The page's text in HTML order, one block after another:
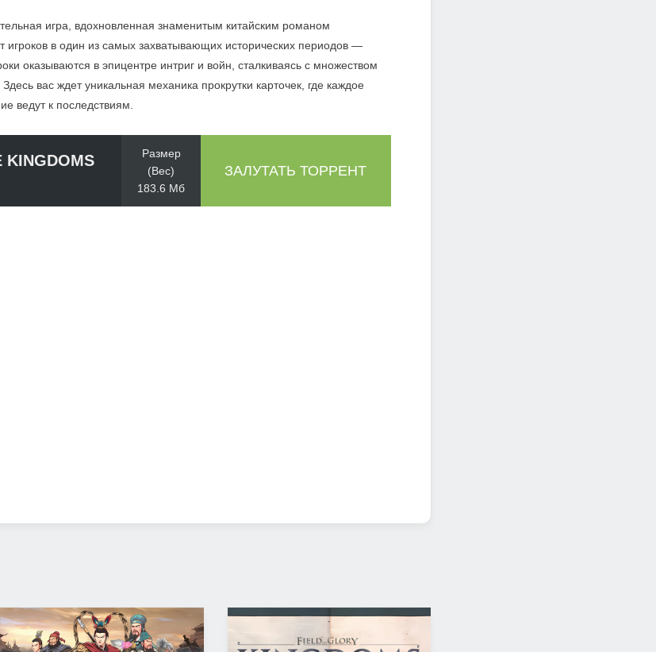
игра, вдохновленная знаменитым китайским романом
игроков в один из самых захватывающих исторических периодов —
оказываются в эпицентре интриг и войн, сталкиваясь с множеством
вас ждет уникальная механика прокрутки карточек, где каждое
ведут к последствиям.
KINGDOMS
Размер
(Вес)
183.6 Мб
ЗАЛУТАТЬ ТОРРЕНТ